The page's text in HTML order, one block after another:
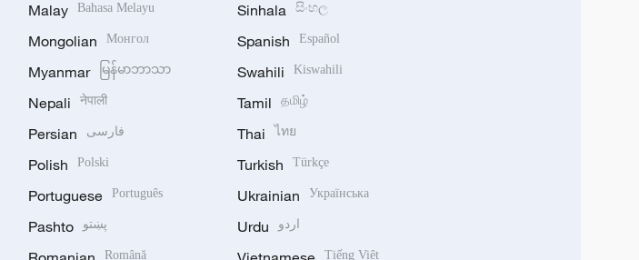
Malay Bahasa Melayu
Mongolian Монгол
Myanmar မြန်မာဘာသာ
Nepali नेपाली
Persian فارسی
Polish Polski
Portuguese Português
Pashto پښتو
Română
Sinhala සිංහල
Spanish Español
Swahili Kiswahili
Tamil தமிழ்
Thai ไทย
Turkish Türkçe
Ukrainian Українська
Urdu اردو
Tiếng Việt